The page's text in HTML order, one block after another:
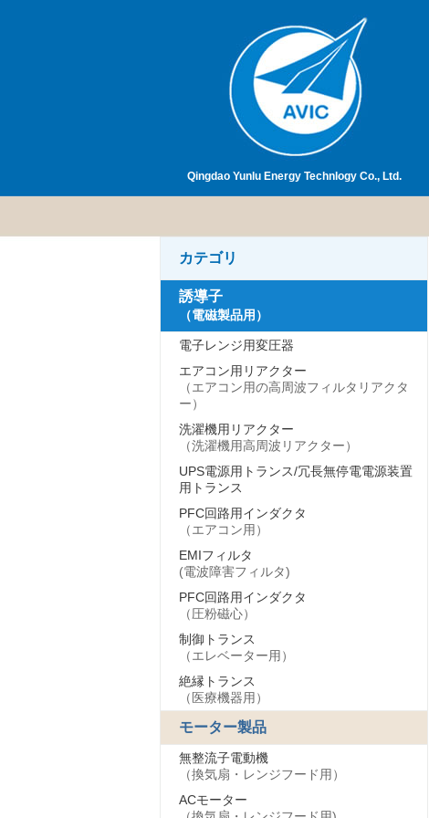
Qingdao Yunlu Energy Technlogy Co., Ltd.
カテゴリ
誘導子
（電磁製品用）
電子レンジ用変圧器
エアコン用リアクター
（エアコン用の高周波フィルタリアクタ
ー）
洗濯機用リアクター
（洗濯機用高周波リアクター）
UPS電源用トランス/冗長無停電電源装置
用トランス
PFC回路用インダクタ
（エアコン用）
EMIフィルタ
(電波障害フィルタ)
PFC回路用インダクタ
（圧粉磁心）
制御トランス
（エレベーター用）
絶縁トランス
（医療機器用）
モーター製品
無整流子電動機
（換気扇・レンジフード用）
ACモーター